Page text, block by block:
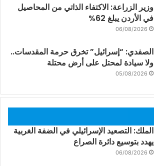
وزير الزراعة: الاكتفاء الذاتي من المحاصيل
في الأردن يبلغ 62%
06/08/2026
الصفدي: “إسرائيل” تخرق حرمة المقدسات..
ولا سيادة لمحتل على أرض محتلة
05/08/2026
الملك: التصعيد الإسرائيلي في الضفة الغربية
يهدد بتوسيع دائرة الصراع
06/08/2026